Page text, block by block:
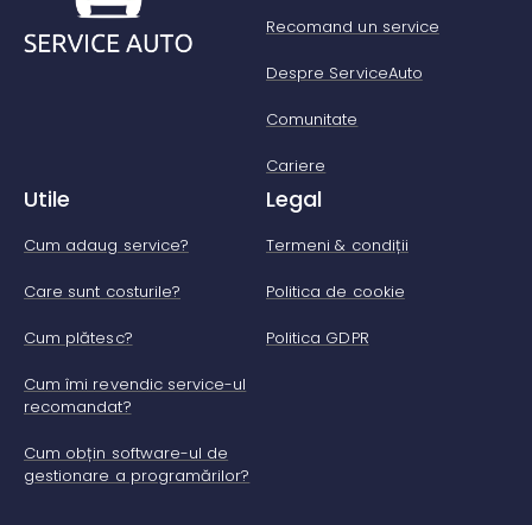
Recomand un service
Despre ServiceAuto
Comunitate
Cariere
Utile
Cum adaug service?
Care sunt costurile?
Cum plătesc?
Cum îmi revendic service-ul
recomandat?
Cum obțin software-ul de
gestionare a programărilor?
Legal
Termeni & condiții
Politica de cookie
Politica GDPR